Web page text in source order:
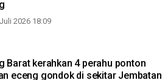
2026 18:09
Barat kerahkan 4 perahu ponton
eceng gondok di sekitar Jembatan